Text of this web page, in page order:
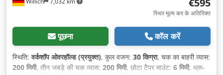
स्थिर मूल्य कर के अतिरिक्त
पूछना कॉल करें
स्थिति:वर्कशॉप ओवरहॉल्ड (प्रयुक्त), कुल वजन: 30 किग्रा, चक का बाहरी व्यास:
200 मिमी, तीन जबड़े की चक व्यास: 200 मिमी, छोटा टैपर माउंट: 6 मिमी, थ्रू-